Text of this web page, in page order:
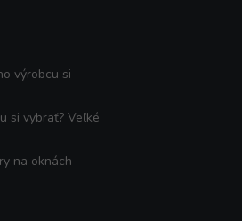
výrobcu si
si vybrať? Veľké
na oknách